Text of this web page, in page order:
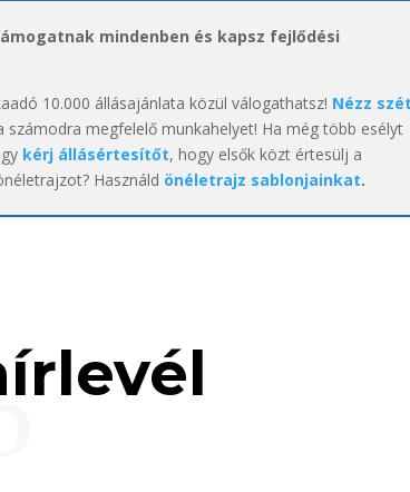
mindenben és kapsz fejlődési
10.000 állásajánlata közül válogathatsz! Nézz
számodra megfelelő munkahelyet! Ha még több esélyt
kérj állásértesítőt, hogy elsők közt értesülj a
Használd önéletrajz sablonjainkat.